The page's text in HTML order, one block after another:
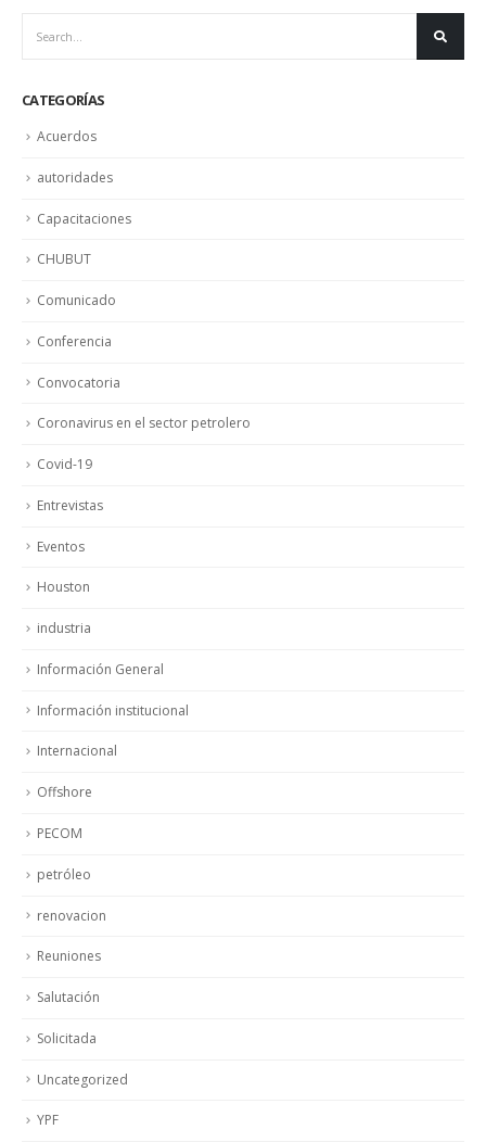
CATEGORÍAS
Acuerdos
autoridades
Capacitaciones
CHUBUT
Comunicado
Conferencia
Convocatoria
Coronavirus en el sector petrolero
Covid-19
Entrevistas
Eventos
Houston
industria
Información General
Información institucional
Internacional
Offshore
PECOM
petróleo
renovacion
Reuniones
Salutación
Solicitada
Uncategorized
YPF